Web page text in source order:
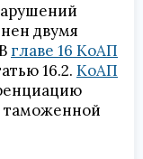
двумя
главе 16 КоАП
16.2. КоАП
таможенной